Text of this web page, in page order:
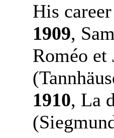
His
1909,
Roméo et
1910, La